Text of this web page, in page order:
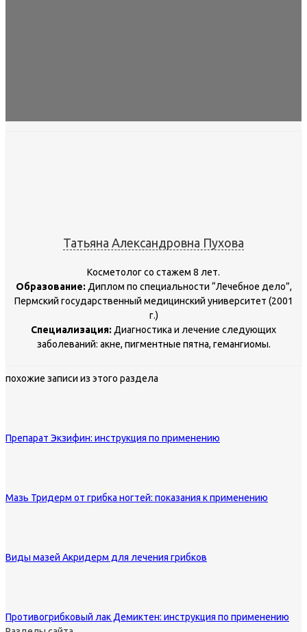
Татьяна Александровна Пухова
Косметолог со стажем 8 лет.
Образование: Диплом по специальности “Лечебное дело”,
Пермский государственный медицинский университет (2001
г.)
Специализация: Диагностика и лечение следующих
заболеваний: акне, пигментные пятна, гемангиомы.
похожие записи из этого раздела
Препарат Экзифин: инструкция по применению
Мазь Тридерм от грибка ногтей: показания к применению
Виды мазей Акридерм для лечения грибков
Противогрибковый лак Демиктен: инструкция по применению